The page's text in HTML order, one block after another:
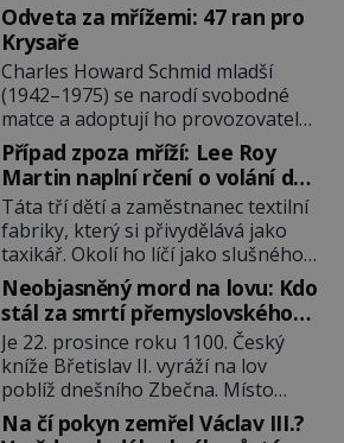
Odveta za mřížemi: 47 ran pro
Krysaře
Charles Howard Schmid mladší
(1942–1975) se narodí svobodné
matce a adoptují ho provozovatelé
pečovatelského domu Charles a
Katharine Schmidovi. Synek jim
mnoho radosti nepřinese. Mezi
přáteli v arizonském Tusconu se
mu přezdívá Krysař. Je to pohledný
a charismatický mladík, kterému to
ve škole dvakrát nejde. Exceluje ale
v tělocviku. Škola si díky němu
může vystavit […]
Případ zpoza mříží: Lee Roy
Martin naplní rčení o volání do
lesa
Táta tří dětí a zaměstnanec textilní
fabriky, který si přivydělává jako
taxikář. Okolí ho líčí jako slušného
člověka. To je Lee Roy Martin
(1937–1972), jinak též Škrtič z
Gaffney, městečka v Jižní Karolíně.
Mezi lety 1967 až 1968 zavraždí dvě
ženy a dvě dívky. Dne 20. května
1967 znásilní a zavraždí 32letou
Annie Lucille Dedmondovou. […]
Neobjasněný mord na lovu: Kdo
stál za smrtí přemyslovského
knížete Břetislava II.?
Je 22. prosince roku 1100. Český
kníže Břetislav II. vyráží na lov
poblíž dnešního Zbečna. Místo
návratu na Pražský hrad však
přichází smrt. Muž na něj zaútočí
Na čí pokyn zemřel Václav III.?